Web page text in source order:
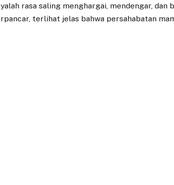
rasa saling menghargai, mendengar,
terlihat jelas bahwa persahabatan